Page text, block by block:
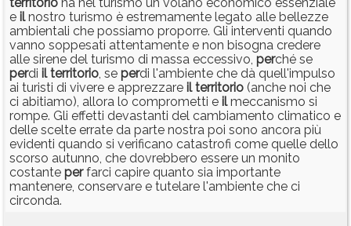
territorio ha nel turismo un volano economico essenziale
e ilnostro turismo è estremamente legato alle bellezze
ambientali che possiamo proporre. Gli interventi quando
vanno soppesati attentamente e non bisogna credere
alle sirene del turismo di massa eccessivo, perché se
perdi il territorio, se perdi l'ambiente che dà quell'impulso
ai turisti di vivere e apprezzare il territorio (anche noi che
ci abitiamo), allora lo comprometti e ilmeccanismo si
rompe. Gli effetti devastanti del cambiamento climatico e
delle scelte errate da parte nostra poi sono ancora più
evidenti quando si verificano catastrofi come quelle dello
scorso autunno, che dovrebbero essere un monito
costante perfarci capire quanto sia importante
mantenere, conservare e tutelare l'ambiente che ci
circonda.